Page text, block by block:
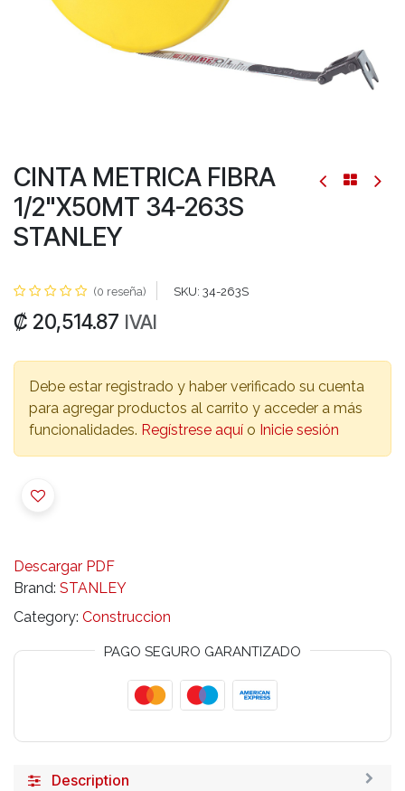
CINTA METRICA FIBRA
1/2"X50MT 34-263S
STANLEY
(0 reseña) SKU: 34-263S
₡ 20,514.87 IVAI
Debe estar registrado y haber verificado su cuenta
para agregar productos al carrito y acceder a más
funcionalidades. Regístrese aquí o Inicie sesión
Descargar PDF
Brand: STANLEY
Category: Construccion
PAGO SEGURO GARANTIZADO
Description